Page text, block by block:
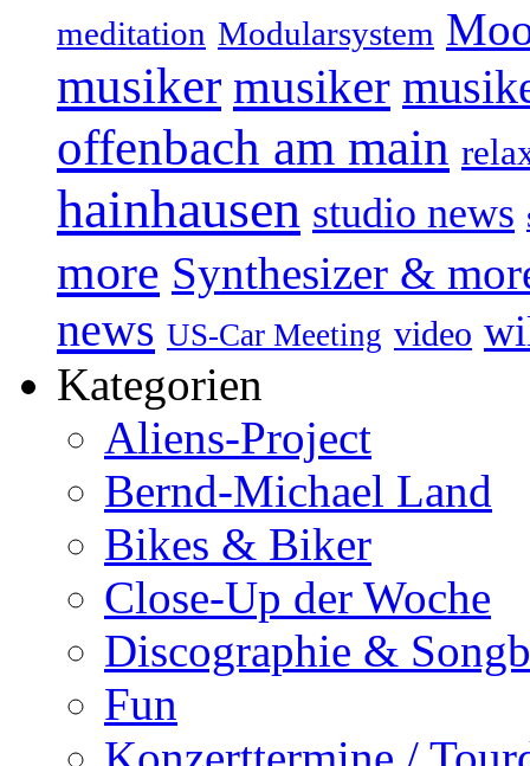
meditation Modularsystem
musiker musiker
offenbach am main
hainhausen studio news
more Synthesizer &
news US-Car Meeting video
Kategorien
Aliens-Project
Bernd-Michael Land
Bikes & Biker
Close-Up der Woche
Discographie &
Fun